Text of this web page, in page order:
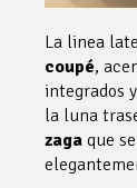
La linea
coupé,
integrados
la luna
zaga que